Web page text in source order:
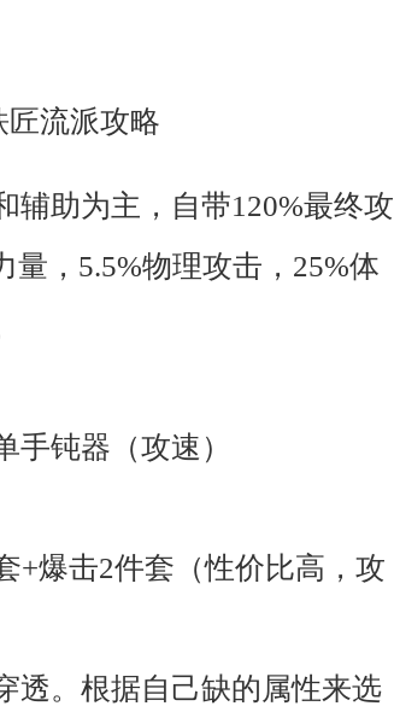
辅助为主，自带120%最终攻
量，5.5%物理攻击，25%体
钝器（攻速）
+爆击2件套（性价比高，攻
透。根据自己缺的属性来选